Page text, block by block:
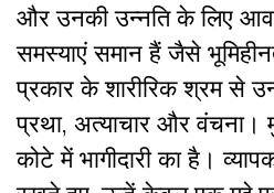
और उनकी उन्नति के लिए
समस्याएं समान हैं जैसे
प्रकार के शारीरिक श्रम से
प्रथा, अत्याचार और वंचना।
कोटे में भागीदारी का है।